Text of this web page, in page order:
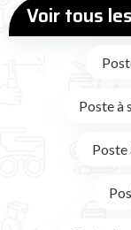
Voir tous
Poste à
Poste